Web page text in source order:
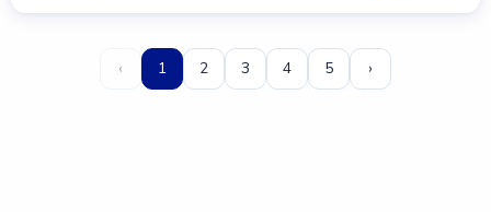
‹ 1 2 3 4 5 ›